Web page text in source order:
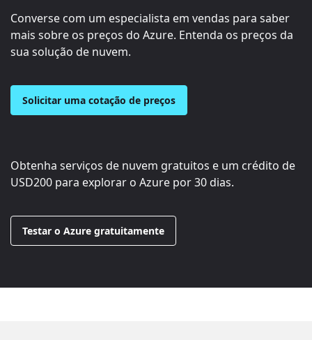
Converse com um especialista em vendas para saber
mais sobre os preços do Azure. Entenda os preços da
sua solução de nuvem.
Solicitar uma cotação de preços
Obtenha serviços de nuvem gratuitos e um crédito de
USD200 para explorar o Azure por 30 dias.
Testar o Azure gratuitamente